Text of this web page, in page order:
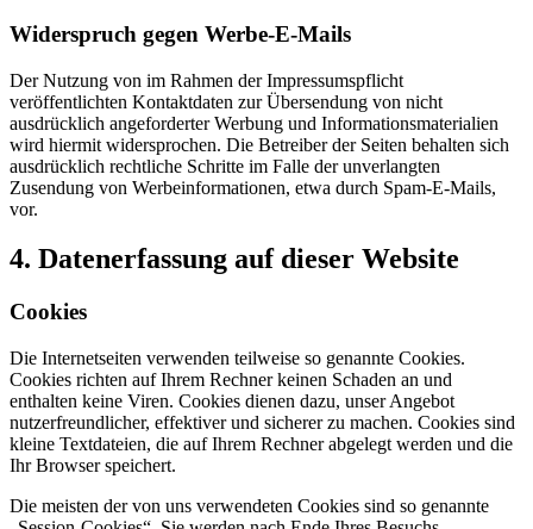
Widerspruch gegen Werbe-E-Mails
Der Nutzung von im Rahmen der Impressumspflicht
veröffentlichten Kontaktdaten zur Übersendung von nicht
ausdrücklich angeforderter Werbung und Informationsmaterialien
wird hiermit widersprochen. Die Betreiber der Seiten behalten sich
ausdrücklich rechtliche Schritte im Falle der unverlangten
Zusendung von Werbeinformationen, etwa durch Spam-E-Mails,
vor.
4. Datenerfassung auf dieser Website
Cookies
Die Internetseiten verwenden teilweise so genannte Cookies.
Cookies richten auf Ihrem Rechner keinen Schaden an und
enthalten keine Viren. Cookies dienen dazu, unser Angebot
nutzerfreundlicher, effektiver und sicherer zu machen. Cookies sind
kleine Textdateien, die auf Ihrem Rechner abgelegt werden und die
Ihr Browser speichert.
Die meisten der von uns verwendeten Cookies sind so genannte